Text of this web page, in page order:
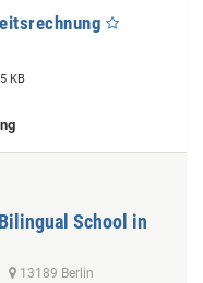
KB
School in
13189 Berlin